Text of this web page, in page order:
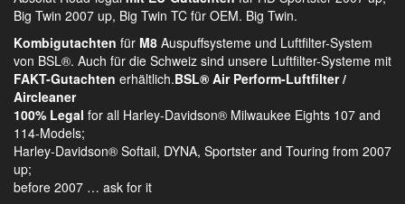
Big Twin 2007 up, Big Twin TC für OEM. Big Twin.
Kombigutachten für M8 Auspuffsysteme und Luftfilter-System
von BSL®. Auch für die Schweiz sind unsere Luftfilter-Systeme mit
FAKT-Gutachten erhältlich.BSL® Air Perform-Luftfilter /
Aircleaner
100% Legal for all Harley-Davidson® Milwaukee Eights 107 and
114-Models;
Harley-Davidson® Softail, DYNA, Sportster and Touring from 2007
up;
before 2007 … ask for it